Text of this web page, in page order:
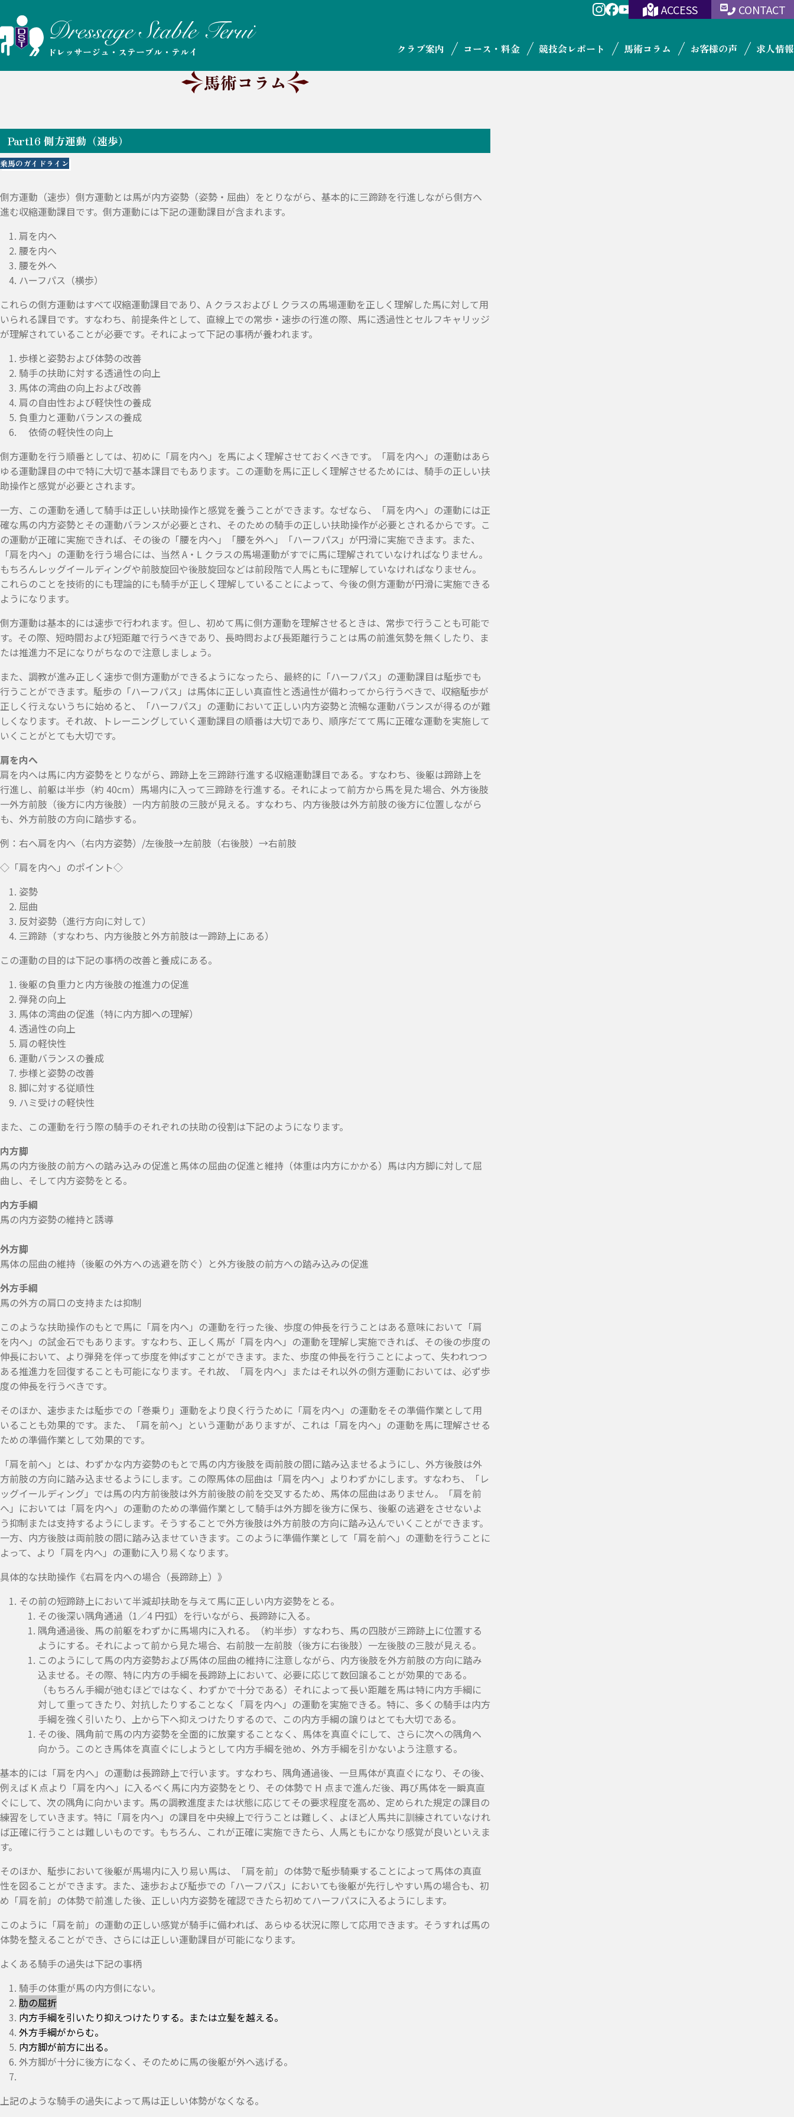
ドレッサージュ・ステーブル・テルイ クラブ案内 コース・料金 競技会レポート 馬術コラム お客様の声 求人情報
ACCESS CONTACT
馬術コラム
Part16 側方運動（速歩）
乗馬のガイドライン
側方運動（速歩）側方運動とは馬が内方姿勢（姿勢・屈曲）をとりながら、基本的に三蹄跡を行進しながら側方へ
進む収縮運動課目です。側方運動には下記の運動課目が含まれます。
肩を内へ
腰を内へ
腰を外へ
ハーフパス（横歩）
これらの側方運動はすべて収縮運動課目であり、A クラスおよび L クラスの馬場運動を正しく理解した馬に対して用
いられる課目です。すなわち、前提条件として、直線上での常歩・速歩の行進の際、馬に透過性とセルフキャリッジ
が理解されていることが必要です。それによって下記の事柄が養われます。
歩様と姿勢および体勢の改善
騎手の扶助に対する透過性の向上
馬体の湾曲の向上および改善
肩の自由性および軽快性の養成
負重力と運動バランスの養成
依倚の軽快性の向上
側方運動を行う順番としては、初めに「肩を内へ」を馬によく理解させておくべきです。「肩を内へ」の運動はあら
ゆる運動課目の中で特に大切で基本課目でもあります。この運動を馬に正しく理解させるためには、騎手の正しい扶
助操作と感覚が必要とされます。
一方、この運動を通して騎手は正しい扶助操作と感覚を養うことができます。なぜなら、「肩を内へ」の運動には正
確な馬の内方姿勢とその運動バランスが必要とされ、そのための騎手の正しい扶助操作が必要とされるからです。こ
の運動が正確に実施できれば、その後の「腰を内へ」「腰を外へ」「ハーフパス」が円滑に実施できます。また、
「肩を内へ」の運動を行う場合には、当然 A・L クラスの馬場運動がすでに馬に理解されていなければなりません。
もちろんレッグイールディングや前肢旋回や後肢旋回などは前段階で人馬ともに理解していなければなりません。
これらのことを技術的にも理論的にも騎手が正しく理解していることによって、今後の側方運動が円滑に実施できる
ようになります。
側方運動は基本的には速歩で行われます。但し、初めて馬に側方運動を理解させるときは、常歩で行うことも可能で
す。その際、短時間および短距離で行うべきであり、長時問および長距離行うことは馬の前進気勢を無くしたり、ま
たは推進力不足になりがちなので注意しましょう。
また、調教が進み正しく速歩で側方運動ができるようになったら、最終的に「ハーフパス」の運動課目は駈歩でも
行うことができます。駈歩の「ハーフパス」は馬体に正しい真直性と透過性が備わってから行うべきで、収縮駈歩が
正しく行えないうちに始めると、「ハーフパス」の運動において正しい内方姿勢と流暢な運動バランスが得るのが難
しくなります。それ故、トレーニングしていく運動課目の順番は大切であり、順序だてて馬に正確な運動を実施して
いくことがとても大切です。
肩を内へ
肩を内へは馬に内方姿勢をとりながら、蹄跡上を三蹄跡行進する収縮運動課目である。すなわち、後躯は蹄跡上を
行進し、前躯は半歩（約 40cm）馬場内に入って三蹄跡を行進する。それによって前方から馬を見た場合、外方後肢
一外方前肢（後方に内方後肢）一内方前肢の三肢が見える。すなわち、内方後肢は外方前肢の後方に位置しながら
も、外方前肢の方向に踏歩する。
例：右へ肩を内へ（右内方姿勢）/左後肢→左前肢（右後肢）→右前肢
◇「肩を内へ」のポイント◇
姿勢
屈曲
反対姿勢（進行方向に対して）
三蹄跡（すなわち、内方後肢と外方前肢は一蹄跡上にある）
この運動の目的は下記の事柄の改善と養成にある。
後躯の負重力と内方後肢の推進力の促進
弾発の向上
馬体の湾曲の促進（特に内方脚への理解）
透過性の向上
肩の軽快性
運動バランスの養成
歩様と姿勢の改善
脚に対する従順性
ハミ受けの軽快性
また、この運動を行う際の騎手のそれぞれの扶助の役割は下記のようになります。
内方脚
馬の内方後肢の前方への踏み込みの促進と馬体の屈曲の促進と維持（体重は内方にかかる）馬は内方脚に対して屈
曲し、そして内方姿勢をとる。
内方手綱
馬の内方姿勢の維持と誘導
外方脚
馬体の屈曲の維持（後躯の外方への逃避を防ぐ）と外方後肢の前方への踏み込みの促進
外方手綱
馬の外方の肩口の支持または抑制
このような扶助操作のもとで馬に「肩を内へ」の運動を行った後、歩度の伸長を行うことはある意味において「肩
を内へ」の試金石でもあります。すなわち、正しく馬が「肩を内へ」の運動を理解し実施できれば、その後の歩度の
伸長において、より弾発を伴って歩度を伸ばすことができます。また、歩度の伸長を行うことによって、失われつつ
ある推進力を回復することも可能になります。それ故、「肩を内ヘ」またはそれ以外の側方運動においては、必ず歩
度の伸長を行うべきです。
そのほか、速歩または駈歩での「巻乗り」運動をより良く行うために「肩を内ヘ」の運動をその準備作業として用
いることも効果的です。また、「肩を前へ」という運動がありますが、これは「肩を内へ」の運動を馬に理解させる
ための準備作業として効果的です。
「肩を前へ」とは、わずかな内方姿勢のもとで馬の内方後肢を両前肢の間に踏み込ませるようにし、外方後肢は外
方前肢の方向に踏み込ませるようにします。この際馬体の屈曲は「肩を内へ」よりわずかにします。すなわち、「レ
ッグイールディング」では馬の内方前後肢は外方前後肢の前を交叉するため、馬体の屈曲はありません。「肩を前
へ」においては「肩を内ヘ」の運動のための準備作業として騎手は外方脚を後方に保ち、後躯の逃避をさせないよ
う抑制または支持するようにします。そうすることで外方後肢は外方前肢の方向に踏み込んでいくことができます。
一方、内方後肢は両前肢の間に踏み込ませていきます。このように準備作業として「肩を前へ」の運動を行うことに
よって、より「肩を内へ」の運動に入り易くなります。
具体的な扶助操作《右肩を内への場合（長蹄跡上）》
その前の短蹄跡上において半減却扶助を与えて馬に正しい内方姿勢をとる。
その後深い隅角通過（1／4 円弧）を行いながら、長蹄跡に入る。
隅角通過後、馬の前躯をわずかに馬場内に入れる。（約半歩）すなわち、馬の四肢が三蹄跡上に位置する
ようにする。それによって前から見た場合、右前肢一左前肢（後方に右後肢）一左後肢の三肢が見える。
このようにして馬の内方姿勢および馬体の屈曲の維持に注意しながら、内方後肢を外方前肢の方向に踏み
込ませる。その際、特に内方の手綱を長蹄跡上において、必要に応じて数回譲ることが効果的である。
（もちろん手綱が弛むほどではなく、わずかで十分である）それによって長い距離を馬は特に内方手綱に
対して重ってきたり、対抗したりすることなく「肩を内へ」の運動を実施できる。特に、多くの騎手は内方
手綱を強く引いたり、上から下へ抑えつけたりするので、この内方手綱の譲りはとても大切である。
その後、隅角前で馬の内方姿勢を全面的に放棄することなく、馬体を真直ぐにして、さらに次への隅角へ
向かう。このとき馬体を真直ぐにしようとして内方手綱を弛め、外方手綱を引かないよう注意する。
基本的には「肩を内へ」の運動は長蹄跡上で行います。すなわち、隅角通過後、一旦馬体が真直ぐになり、その後、
例えば K 点より「肩を内へ」に入るべく馬に内方姿勢をとり、その体勢で H 点まで進んだ後、再び馬体を一瞬真直
ぐにして、次の隅角に向かいます。馬の調教進度または状態に応じてその要求程度を高め、定められた規定の課目の
練習をしていきます。特に「肩を内へ」の課目を中央線上で行うことは難しく、よほど人馬共に訓練されていなけれ
ば正確に行うことは難しいものです。もちろん、これが正確に実施できたら、人馬ともにかなり感覚が良いといえま
す。
そのほか、駈歩において後躯が馬場内に入り易い馬は、「肩を前」の体勢で駈歩騎乗することによって馬体の真直
性を図ることができます。また、速歩および駈歩での「ハーフパス」においても後躯が先行しやすい馬の場合も、初
め「肩を前」の体勢で前進した後、正しい内方姿勢を確認できたら初めてハーフパスに入るようにします。
このように「肩を前」の運動の正しい感覚が騎手に備われば、あらゆる状況に際して応用できます。そうすれば馬の
体勢を整えることができ、さらには正しい運動課目が可能になります。
よくある騎手の過失は下記の事柄
騎手の体重が馬の内方側にない。
肋の屈折
内方手綱を引いたり抑えつけたりする。または立髪を越える。
外方手綱がからむ。
内方脚が前方に出る。
外方脚が十分に後方になく、そのために馬の後躯が外へ逃げる。
上記のような騎手の過失によって馬は正しい体勢がなくなる。